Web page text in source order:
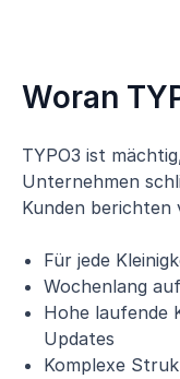
Woran
TYPO3 ist
Unternehmen
Kunden berichten
Für jede
Wochenlang
Hohe laufende
Updates
Komplexe